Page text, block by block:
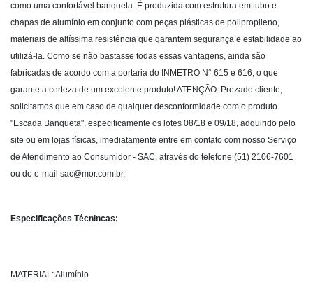
como uma confortável banqueta. É produzida com estrutura em tubo e
chapas de alumínio em conjunto com peças plásticas de polipropileno,
materiais de altíssima resistência que garantem segurança e estabilidade ao
utilizá-la. Como se não bastasse todas essas vantagens, ainda são
fabricadas de acordo com a portaria do INMETRO N° 615 e 616, o que
garante a certeza de um excelente produto! ATENÇÃO: Prezado cliente,
solicitamos que em caso de qualquer desconformidade com o produto
"Escada Banqueta", especificamente os lotes 08/18 e 09/18, adquirido pelo
site ou em lojas físicas, imediatamente entre em contato com nosso Serviço
de Atendimento ao Consumidor - SAC, através do telefone (51) 2106-7601
ou do e-mail sac@mor.com.br.
Especificações Técnincas:
MATERIAL: Alumínio